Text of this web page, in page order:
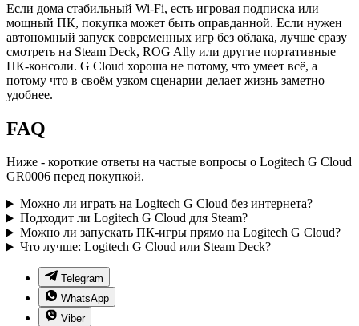
Если дома стабильный Wi-Fi, есть игровая подписка или
мощный ПК, покупка может быть оправданной. Если нужен
автономный запуск современных игр без облака, лучше сразу
смотреть на Steam Deck, ROG Ally или другие портативные
ПК-консоли. G Cloud хороша не потому, что умеет всё, а
потому что в своём узком сценарии делает жизнь заметно
удобнее.
FAQ
Ниже - короткие ответы на частые вопросы о Logitech G Cloud
GR0006 перед покупкой.
Можно ли играть на Logitech G Cloud без интернета?
Подходит ли Logitech G Cloud для Steam?
Можно ли запускать ПК-игры прямо на Logitech G Cloud?
Что лучше: Logitech G Cloud или Steam Deck?
Telegram
WhatsApp
Viber